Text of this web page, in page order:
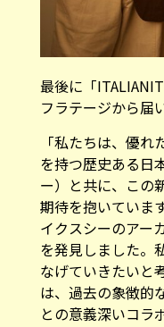
最後に「
フラテージから届
「私たちは、優
を持つ歴史ある日
ー）と共に、この
期待を抱いています
イクスシーのアー
を発見しました。
なげていきたいと
は、過去の象徴的
との意義深いコラ